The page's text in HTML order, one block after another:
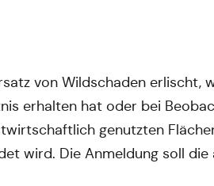
von Wildschaden erlischt,
erhalten hat oder bei
genutzten
wird. Die Anmeldung soll